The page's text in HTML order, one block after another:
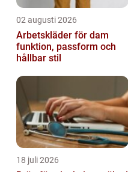
02 augusti 2026
Arbetskläder för dam
funktion, passform och
hållbar stil
18 juli 2026